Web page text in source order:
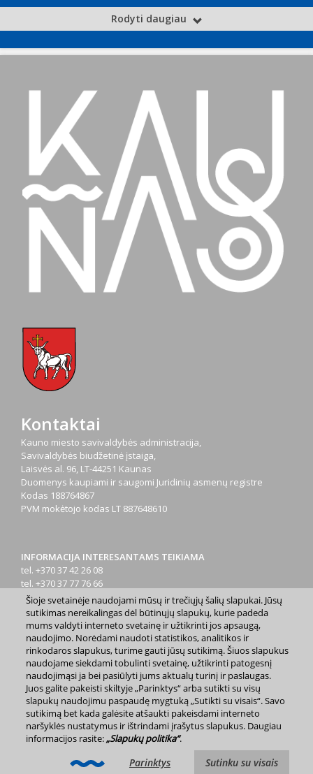
Rodyti daugiau
Kontaktai
Kauno miesto savivaldybės administracija,
Savivaldybės biudžetinė įstaiga,
Laisvės al. 96, LT-44251 Kaunas
Duomenys kaupiami ir saugomi Juridinių asmenų registre
Kodas 188764867
PVM mokėtojo kodas LT 887648610
INFORMACIJA INTERESANTAMS TEIKIAMA
tel. +370 37 42 26 08
tel. +370 37 77 76 66
tel. +370 660 07000
el. p.info@kaunas.lt
2023 m. Kauno miesto savivaldybė. Kopijuoti ir platinti
www.kaunas.lt skelbiamą informaciją be autorių sutikimo draudžiama.
Svetainės žemėlapis »
Šioje svetainėje naudojami mūsų ir trečiųjų šalių slapukai. Jūsų
sutikimas nereikalingas dėl būtinųjų slapukų, kurie padeda
mums valdyti interneto svetainę ir užtikrinti jos apsaugą,
naudojimo. Norėdami naudoti statistikos, analitikos ir
rinkodaros slapukus, turime gauti jūsų sutikimą. Šiuos slapukus
naudojame siekdami tobulinti svetainę, užtikrinti patogesnį
naudojimąsi ja bei pasiūlyti jums aktualų turinį ir paslaugas.
Juos galite pakeisti skiltyje „Parinktys“ arba sutikti su visų
slapukų naudojimu paspaudę mygtuką „Sutikti su visais“. Savo
sutikimą bet kada galėsite atšaukti pakeisdami interneto
naršyklės nustatymus ir ištrindami įrašytus slapukus. Daugiau
informacijos rasite:„Slapukų politika“.
Parinktys Sutinku su visais